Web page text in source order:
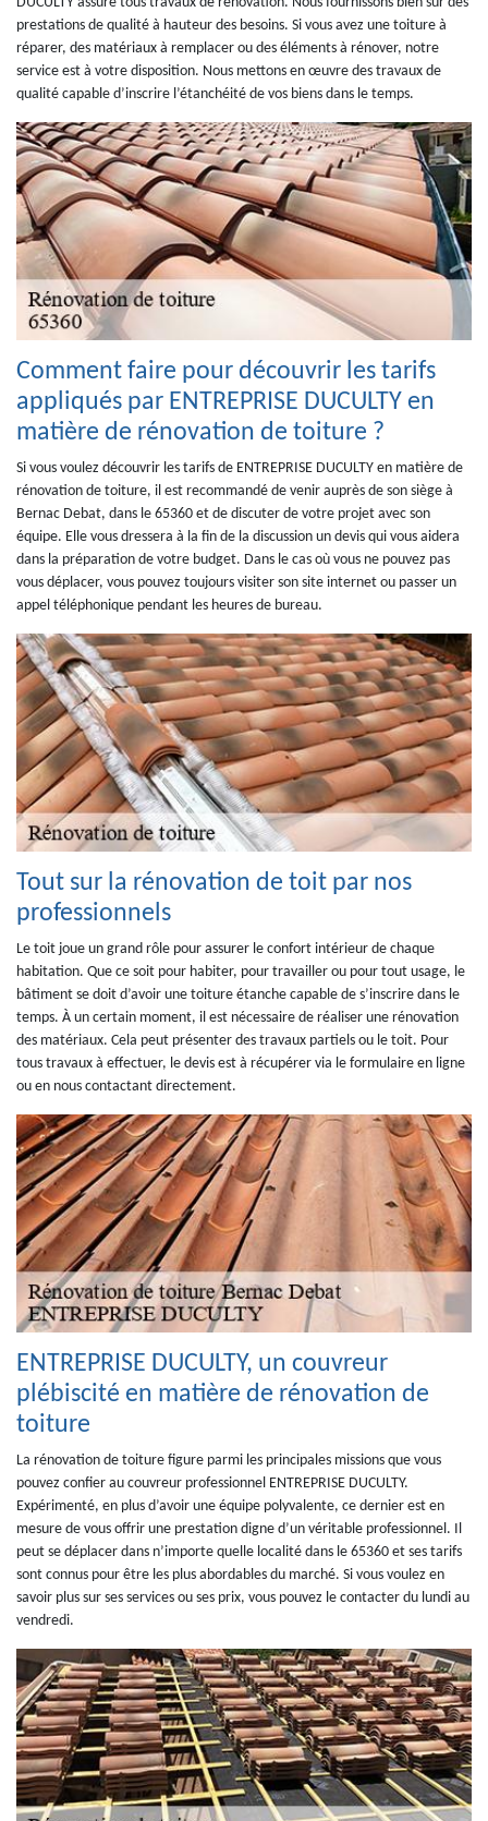
prestations de qualité à hauteur des besoins. Si vous avez une toiture à
réparer, des matériaux à remplacer ou des éléments à rénover, notre
service est à votre disposition. Nous mettons en œuvre des travaux de
qualité capable d’inscrire l’étanchéité de vos biens dans le temps.
Comment faire pour découvrir les tarifs
appliqués par ENTREPRISE DUCULTY en
matière de rénovation de toiture ?
Si vous voulez découvrir les tarifs de ENTREPRISE DUCULTY en matière de
rénovation de toiture, il est recommandé de venir auprès de son siège à
Bernac Debat, dans le 65360 et de discuter de votre projet avec son
équipe. Elle vous dressera à la fin de la discussion un devis qui vous aidera
dans la préparation de votre budget. Dans le cas où vous ne pouvez pas
vous déplacer, vous pouvez toujours visiter son site internet ou passer un
appel téléphonique pendant les heures de bureau.
Tout sur la rénovation de toit par nos
professionnels
Le toit joue un grand rôle pour assurer le confort intérieur de chaque
habitation. Que ce soit pour habiter, pour travailler ou pour tout usage, le
bâtiment se doit d’avoir une toiture étanche capable de s’inscrire dans le
temps. À un certain moment, il est nécessaire de réaliser une rénovation
des matériaux. Cela peut présenter des travaux partiels ou le toit. Pour
tous travaux à effectuer, le devis est à récupérer via le formulaire en ligne
ou en nous contactant directement.
ENTREPRISE DUCULTY, un couvreur
plébiscité en matière de rénovation de
toiture
La rénovation de toiture figure parmi les principales missions que vous
pouvez confier au couvreur professionnel ENTREPRISE DUCULTY.
Expérimenté, en plus d’avoir une équipe polyvalente, ce dernier est en
mesure de vous offrir une prestation digne d’un véritable professionnel. Il
peut se déplacer dans n’importe quelle localité dans le 65360 et ses tarifs
sont connus pour être les plus abordables du marché. Si vous voulez en
savoir plus sur ses services ou ses prix, vous pouvez le contacter du lundi au
vendredi.